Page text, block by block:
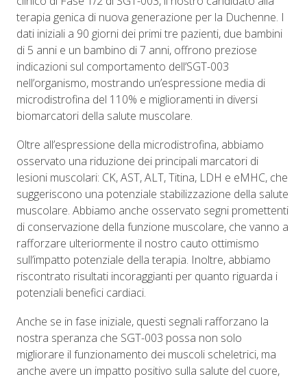
terapia genica di nuova generazione per la Duchenne. I
dati iniziali a 90 giorni dei primi tre pazienti, due bambini
di 5 anni e un bambino di 7 anni, offrono preziose
indicazioni sul comportamento dell’SGT-003
nell’organismo, mostrando un’espressione media di
microdistrofina del 110% e miglioramenti in diversi
biomarcatori della salute muscolare.
Oltre all’espressione della microdistrofina, abbiamo
osservato una riduzione dei principali marcatori di
lesioni muscolari: CK, AST, ALT, Titina, LDH e eMHC, che
suggeriscono una potenziale stabilizzazione della salute
muscolare. Abbiamo anche osservato segni promettenti
di conservazione della funzione muscolare, che vanno a
rafforzare ulteriormente il nostro cauto ottimismo
sull’impatto potenziale della terapia. Inoltre, abbiamo
riscontrato risultati incoraggianti per quanto riguarda i
potenziali benefici cardiaci.
Anche se in fase iniziale, questi segnali rafforzano la
nostra speranza che SGT-003 possa non solo
migliorare il funzionamento dei muscoli scheletrici, ma
anche avere un impatto positivo sulla salute del cuore,